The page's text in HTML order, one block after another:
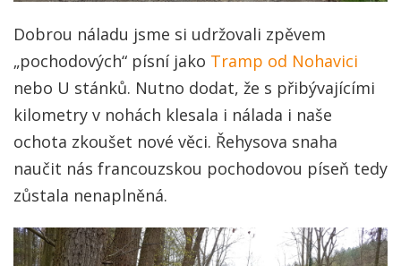
Dobrou náladu jsme si udržovali zpěvem
„pochodových“ písní jako Tramp od Nohavici
nebo U stánků. Nutno dodat, že s přibývajícími
kilometry v nohách klesala i nálada i naše
ochota zkoušet nové věci. Řehysova snaha
naučit nás francouzskou pochodovou píseň tedy
zůstala nenaplněná.